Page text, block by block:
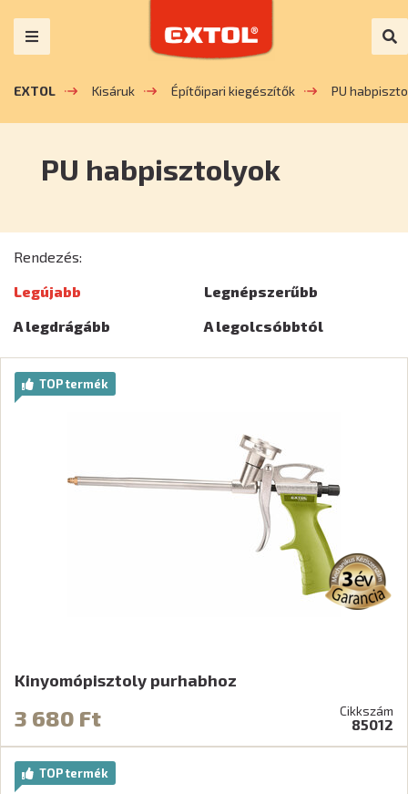
EXTOL Kisáruk Építőipari kiegészítők PU
PU habpisztolyok
Rendezés:
Legújabb
Legnépszerűbb
A legdrágább
A legolcsóbbtól
TOP termék
Kinyomópisztoly purhabhoz
3 680 Ft Cikkszám
85012
TOP termék